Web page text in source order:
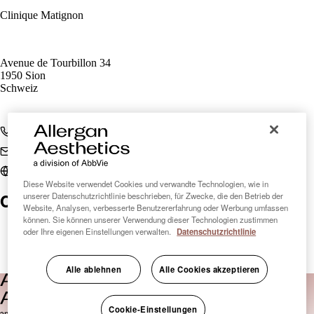
Clinique Matignon
Avenue de Tourbillon 34
1950 Sion
Schweiz
+41 27 322 28 73
sion@cliniquematignon.ch
Clinic Finder Schweiz
Diese Website verwendet Cookies und verwandte Technologien, wie in
unserer Datenschutzrichtlinie beschrieben, für Zwecke, die den Betrieb der
Website, Analysen, verbesserte Benutzererfahrung oder Werbung umfassen
können. Sie können unserer Verwendung dieser Technologien zustimmen
oder Ihre eigenen Einstellungen verwalten.
Datenschutzrichtlinie
Alle ablehnen Alle Cookies akzeptieren
Cookie-Einstellungen